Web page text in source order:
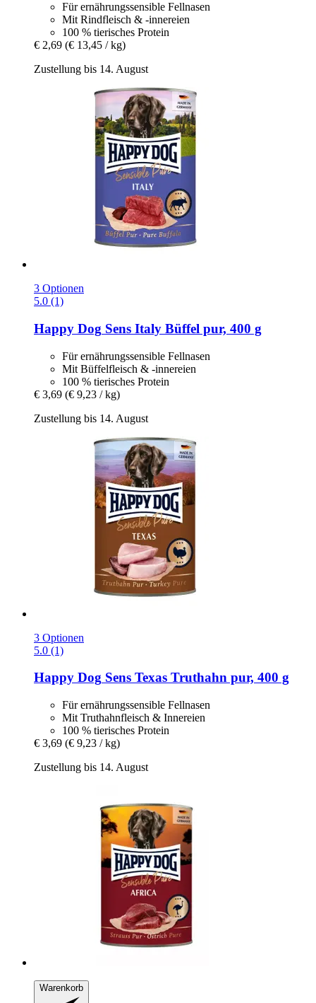
Für ernährungssensible Fellnasen
Mit Rindfleisch & -innereien
100 % tierisches Protein
€ 2,69 (€ 13,45 / kg)
Zustellung bis 14. August
3 Optionen
5.0 (1)
Happy Dog Sens Italy Büffel pur, 400 g
Für ernährungssensible Fellnasen
Mit Büffelfleisch & -innereien
100 % tierisches Protein
€ 3,69 (€ 9,23 / kg)
Zustellung bis 14. August
3 Optionen
5.0 (1)
Happy Dog Sens Texas Truthahn pur, 400 g
Für ernährungssensible Fellnasen
Mit Truthahnfleisch & Innereien
100 % tierisches Protein
€ 3,69 (€ 9,23 / kg)
Zustellung bis 14. August
Warenkorb